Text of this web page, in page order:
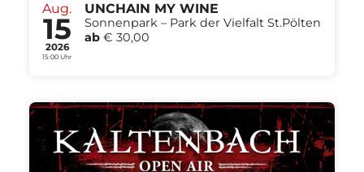
Aug.
15
2026
15:00 Uhr
UNCHAIN MY WINE
Sonnenpark – Park der Vielfalt St.Pölten
ab € 30,00